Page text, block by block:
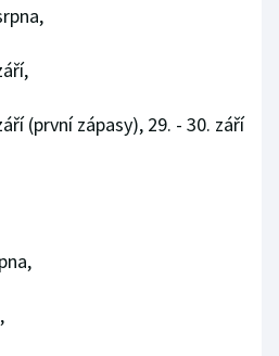
(první zápasy), 29. - 30. září